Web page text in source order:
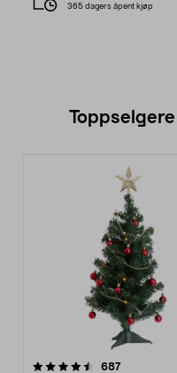
365 dagers åpent kjøp
687anmeldelser
4.5 av 5 stjerner